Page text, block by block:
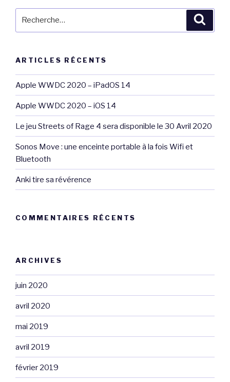
ARTICLES RÉCENTS
Apple WWDC 2020 – iPadOS 14
Apple WWDC 2020 – iOS 14
Le jeu Streets of Rage 4 sera disponible le 30 Avril 2020
Sonos Move : une enceinte portable à la fois Wifi et
Bluetooth
Anki tire sa révérence
COMMENTAIRES RÉCENTS
ARCHIVES
juin 2020
avril 2020
mai 2019
avril 2019
février 2019